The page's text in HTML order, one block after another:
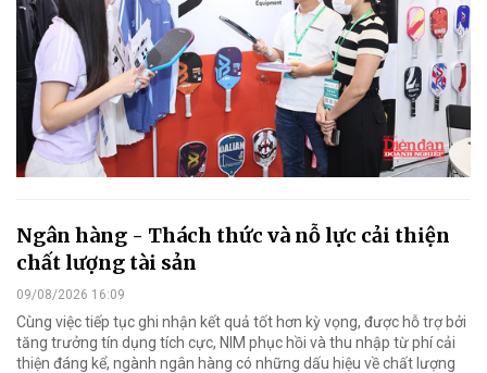
Ngân hàng - Thách thức và nỗ lực cải thiện
chất lượng tài sản
09/08/2026 16:09
Cùng việc tiếp tục ghi nhận kết quả tốt hơn kỳ vọng, được hỗ trợ bởi
tăng trưởng tín dụng tích cực, NIM phục hồi và thu nhập từ phí cải
thiện đáng kể, ngành ngân hàng có những dấu hiệu về chất lượng